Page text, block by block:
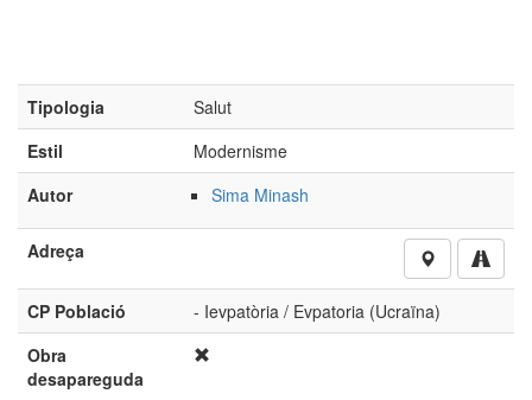
Tipologia
Salut
Estil
Modernisme
Autor
Sima Minash
Adreça
CP Població
- Ievpatòria / Evpatoria (Ucraïna)
Obra
desapareguda